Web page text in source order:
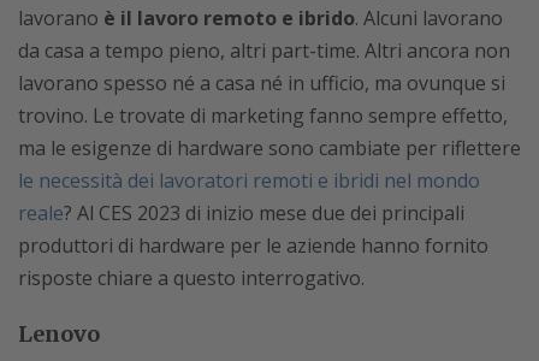
lavorano è il lavoro remoto e ibrido. Alcuni lavorano
da casa a tempo pieno, altri part-time. Altri ancora non
lavorano spesso né a casa né in ufficio, ma ovunque si
trovino. Le trovate di marketing fanno sempre effetto,
ma le esigenze di hardware sono cambiate per riflettere
le necessità dei lavoratori remoti e ibridi nel mondo
reale? Al CES 2023 di inizio mese due dei principali
produttori di hardware per le aziende hanno fornito
risposte chiare a questo interrogativo.
Lenovo